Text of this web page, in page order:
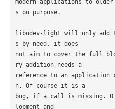
s on purpose.
libudev-light will only add
s by need, it does
not aim to cover the full
ry addition needs a
reference to an
n. Of course it is a
bug, if a call is missing.
lopment and